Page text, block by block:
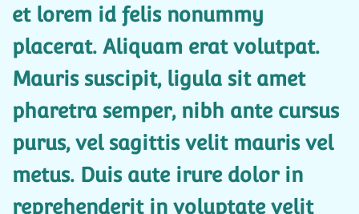
et lorem id felis nonummy
placerat. Aliquam erat volutpat.
Mauris suscipit, ligula sit amet
pharetra semper, nibh ante cursus
purus, vel sagittis velit mauris vel
metus. Duis aute irure dolor in
reprehenderit in voluptate velit